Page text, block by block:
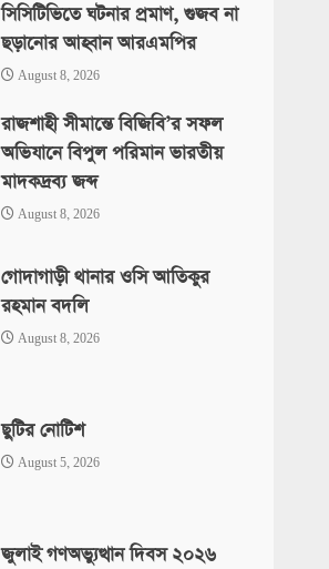
সিসিটিভিতে ঘটনার প্রমাণ, গুজব না
ছড়ানোর আহ্বান আরএমপির
August 8, 2026
রাজশাহী সীমান্তে বিজিবি’র সফল
অভিযানে বিপুল পরিমান ভারতীয়
মাদকদ্রব্য জব্দ
August 8, 2026
গোদাগাড়ী থানার ওসি আতিকুর
রহমান বদলি
August 8, 2026
ছুটির নোটিশ
August 5, 2026
জুলাই গণঅভ্যুত্থান দিবস ২০২৬